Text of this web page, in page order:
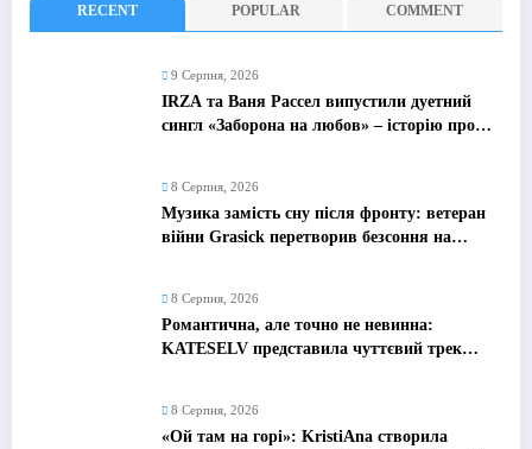
RECENT POPULAR COMMENT
9 Серпня, 2026
IRZA та Ваня Рассел випустили дуетний
сингл «Заборона на любов» – історію про
8 Серпня, 2026
Музика замість сну після фронту: ветеран
війни Grasick перетворив безсоння на
8 Серпня, 2026
Романтична, але точно не невинна:
KATESELV представила чуттєвий трек
8 Серпня, 2026
«Ой там на горі»: KristiAna створила